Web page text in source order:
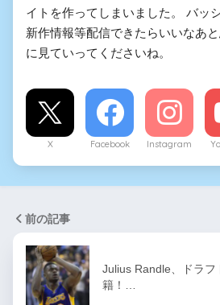
イトを作ってしまいました。 バッ
新作情報等配信できたらいいなあ
に見ていってくださいね。
X Facebook Instagram
前の記事
Julius Randle、ドラフ
籍！…